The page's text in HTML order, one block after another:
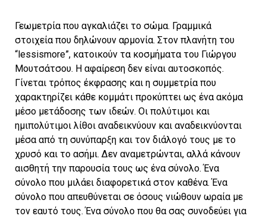
Γεωμετρία που αγκαλιάζει το σώμα. Γραμμικά
στοιχεία που δηλώνουν αρμονία. Στον πλανήτη του
“lessismore”, κατοικούν τα κοσμήματα του Γιώργου
Μουτσάτσου. Η αφαίρεση δεν είναι αυτοσκοπός.
Γίνεται τρόπος έκφρασης και η συμμετρία που
χαρακτηρίζει κάθε κομμάτι προκύπτει ως ένα ακόμα
μέσο μετάδοσης των ιδεών. Οι πολύτιμοι και
ημιπολύτιμοι λίθοι αναδεικνύουν και αναδεικνύονται
μέσα από τη συνύπαρξη και τον διάλογό τους με το
χρυσό και το ασήμι. Δεν αναμετρώνται, αλλά κάνουν
αισθητή την παρουσία τους ως ένα σύνολο. Ένα
σύνολο που μιλάει διαφορετικά στον καθένα. Ένα
σύνολο που απευθύνεται σε όσους νιώθουν ωραία με
τον εαυτό τους. Ένα σύνολο που θα σας συνοδεύει για